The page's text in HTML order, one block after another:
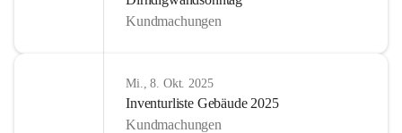
Kundmachungen
Mi., 8. Okt. 2025
Inventurliste Gebäude 2025
Kundmachungen